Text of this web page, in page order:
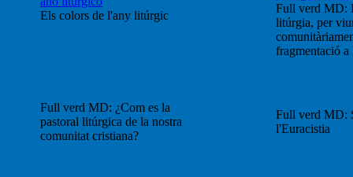
Els colors de l'any litúrgic
Full verd MD:
litúrgia, per
fragmentació a
Full verd MD: ¿Com es la
pastoral litúrgica de la nostra
comunitat cristiana?
Full verd MD:
l'Euracistia